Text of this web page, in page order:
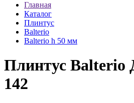
Главная
Каталог
Плинтус
Balterio
Balterio h 50 мм
Плинтус Balterio
142